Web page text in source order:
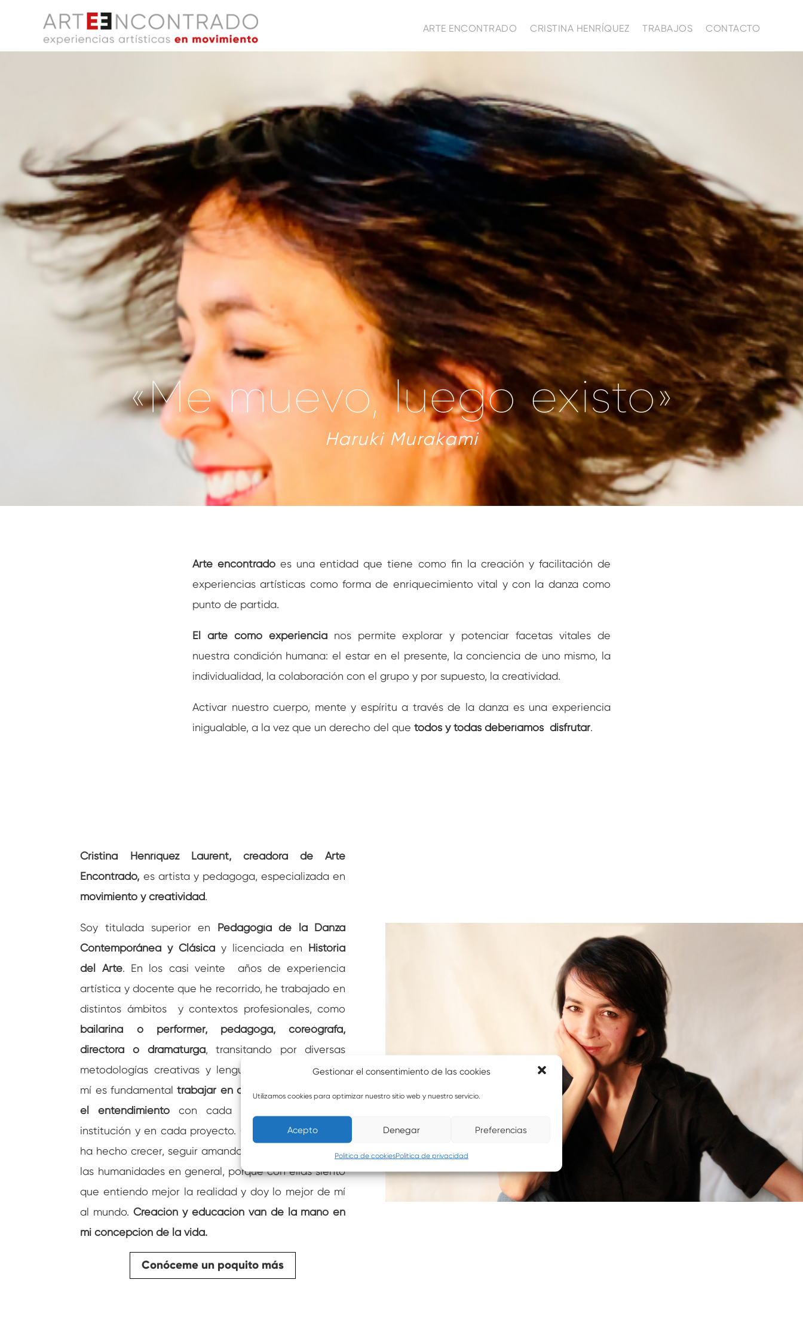
Gestionar el consentimiento de las cookies
Utilizamos cookies para optimizar nuestro sitio web y nuestro servicio.
Acepto Denegar Preferencias
Politica de cookiesPolitica de privacidad
ARTE ENCONTRADO CRISTINA HENRÍQUEZ TRABAJOS CONTACTO
«Me muevo, luego existo»
Haruki Murakami
Arte encontradoes una entidad quetiene como fin la creación y facilitación de
experiencias artísticas como forma de enriquecimiento vital y con la danza como
punto de partida.
El arte como experiencia nos permite explorar y potenciar facetas vitales de
nuestra condición humana: el estar en el presente, la conciencia de uno mismo, la
individualidad, la colaboración con el grupo y por supuesto, la creatividad.
Activar nuestro cuerpo, mente y espíritu a través de la danza es una experiencia
inigualable, a la vez que un derecho del que todos y todas deberíamos disfrutar.
Cristina Henríquez Laurent, creadora de Arte
Encontrado, es artista y pedagoga, especializada en
movimiento y creatividad.
Soy titulada superior en Pedagogía de la Danza
Contemporánea y Clásica y licenciada en Historia
del Arte. En los casi veinte
años de experiencia
artística y docente que he recorrido, he trabajado en
distintos ámbitos
y contextos profesionales, como
bailarina o performer, pedagoga, coreógrafa,
directora o dramaturga, transitando por diversas
metodologías creativas y lenguajes artísticos. Para
mí es fundamentaltrabajar en colaboración y desde
el entendimiento con cada persona, con cada
institución y en cada proyecto. Cada paso dado me
ha hecho crecer, seguir amando la danza, las artes y
las humanidades en general, porque con ellas siento
que entiendo mejor la realidad y doy lo mejor de mí
al mundo.Creación y educación van de la mano en
mi concepción de la vida.
Conóceme un poquito más